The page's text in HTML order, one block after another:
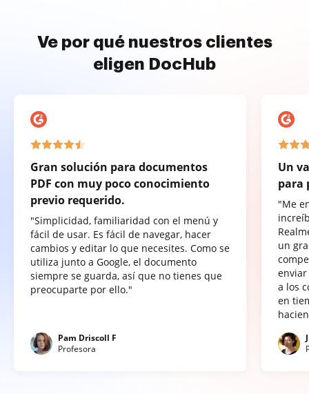
Ve por qué nuestros clientes
eligen DocHub
Gran solución para documentos
PDF con muy poco conocimiento
previo requerido.
"Simplicidad, familiaridad con el menú y
fácil de usar. Es fácil de navegar, hacer
cambios y editar lo que necesites. Como se
utiliza junto a Google, el documento
siempre se guarda, así que no tienes que
preocuparte por ello."
Pam Driscoll F
Profesora
Un
para
"Me
un
a los
en